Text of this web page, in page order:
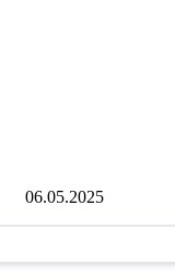
06.05.2025